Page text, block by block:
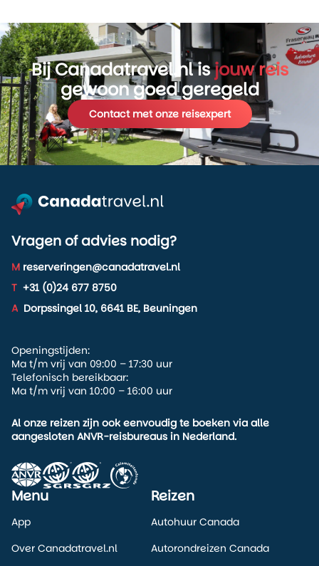
Bij Canadatravel.nl isjouw reis
gewoon goed geregeld
Contact met onze reisexpert
Vragen of advies nodig?
M reserveringen@canadatravel.nl
T +31 (0)24 677 8750
A Dorpssingel 10, 6641 BE, Beuningen
Openingstijden:
Ma t/m vrij van 09:00 – 17:30 uur
Telefonisch bereikbaar:
Ma t/m vrij van 10:00 – 16:00 uur
Al onze reizen zijn ook eenvoudig te boeken via alle
aangesloten ANVR-reisbureaus in Nederland.
Menu
App
Over Canadatravel.nl
Reizen
Autohuur Canada
Autorondreizen Canada